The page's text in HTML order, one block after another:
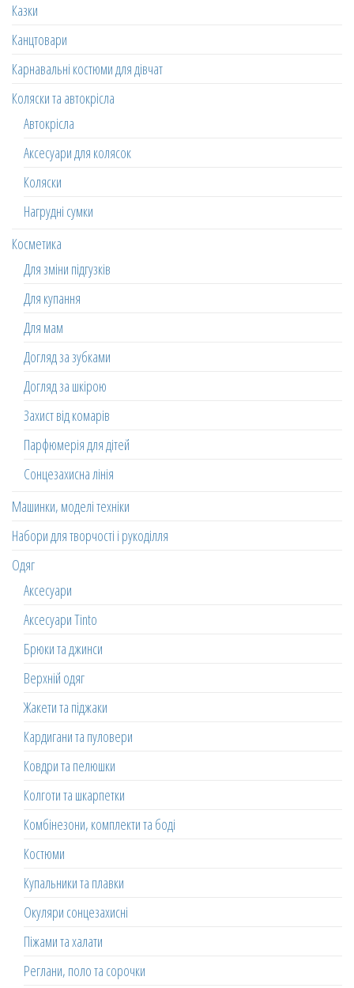
Казки
Канцтовари
Карнавальні костюми для дівчат
Коляски та автокрісла
Автокрісла
Аксесуари для колясок
Коляски
Нагрудні сумки
Косметика
Для зміни підгузків
Для купання
Для мам
Догляд за зубками
Догляд за шкірою
Захист від комарів
Парфюмерія для дітей
Сонцезахисна лінія
Машинки, моделі техніки
Набори для творчості і рукоділля
Одяг
Аксесуари
Аксесуари Tinto
Брюки та джинси
Верхній одяг
Жакети та піджаки
Кардигани та пуловери
Ковдри та пелюшки
Колготи та шкарпетки
Комбінезони, комплекти та боді
Костюми
Купальники та плавки
Окуляри сонцезахисні
Піжами та халати
Реглани, поло та сорочки